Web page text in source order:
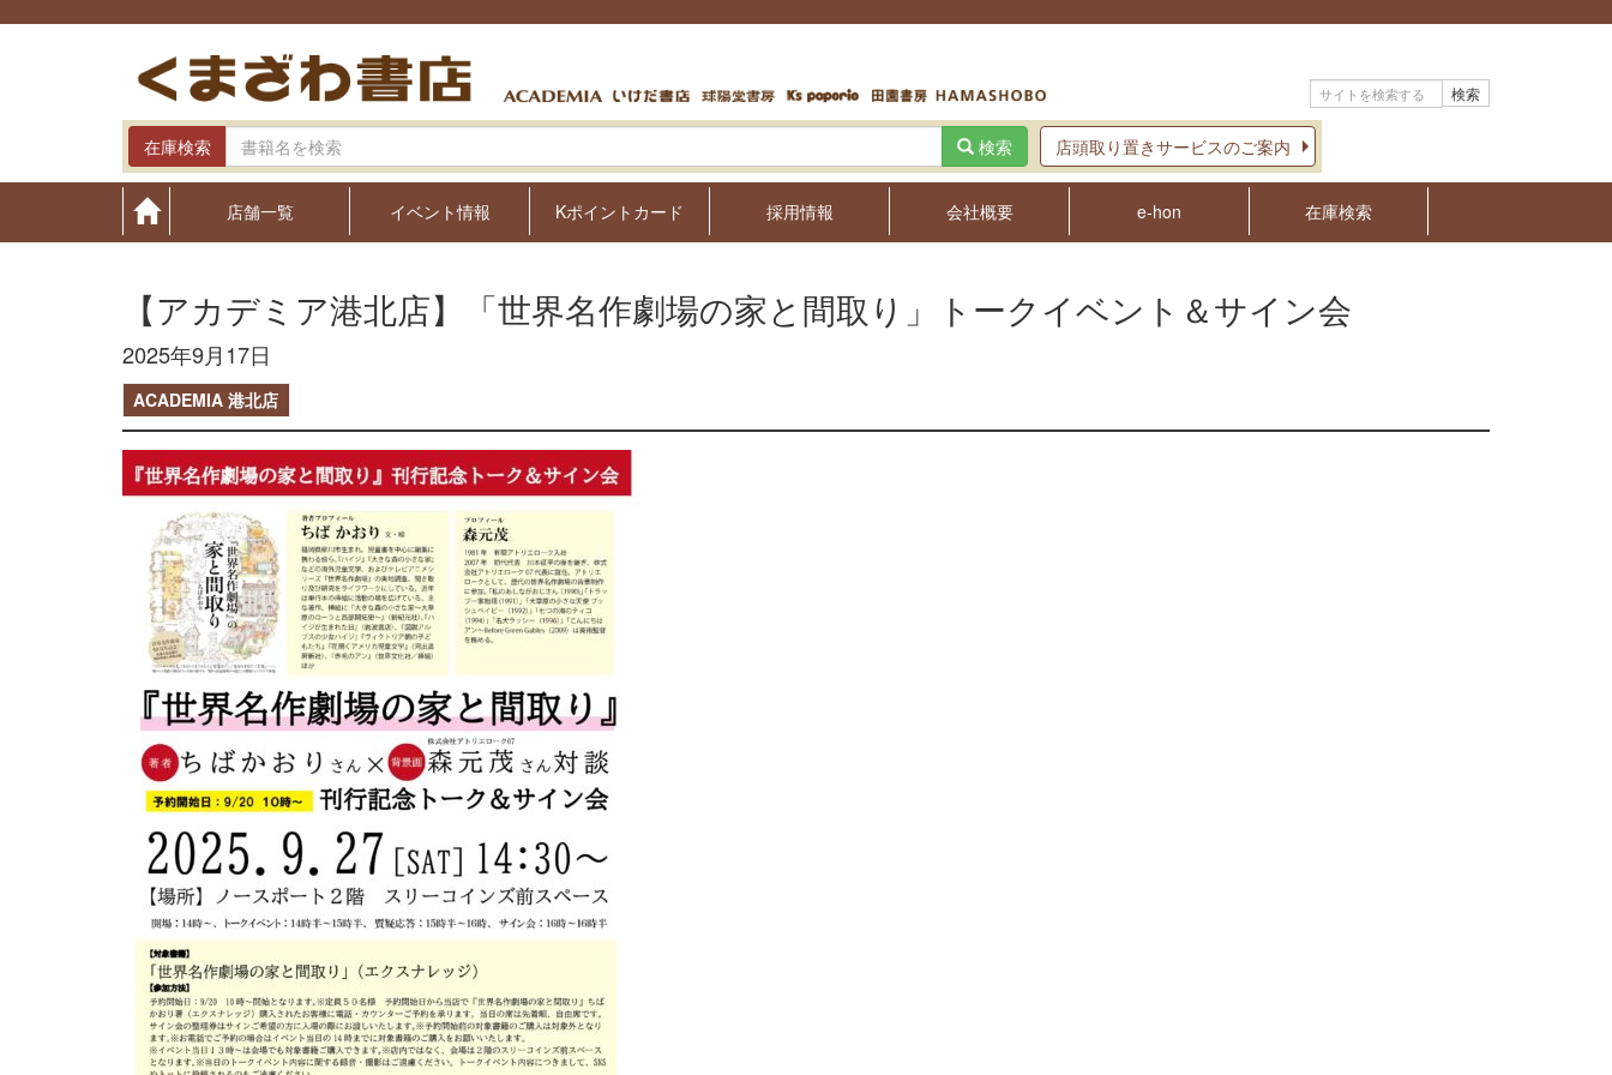
検索
在庫検索 検索 店頭取り置きサービスのご案内
店舗一覧 イベント情報 Kポイントカード 採用情報 会社概要 e-hon 在庫検索
【アカデミア港北店】「世界名作劇場の家と間取り」トークイベント＆サイン会
2025年9月17日
ACADEMIA 港北店